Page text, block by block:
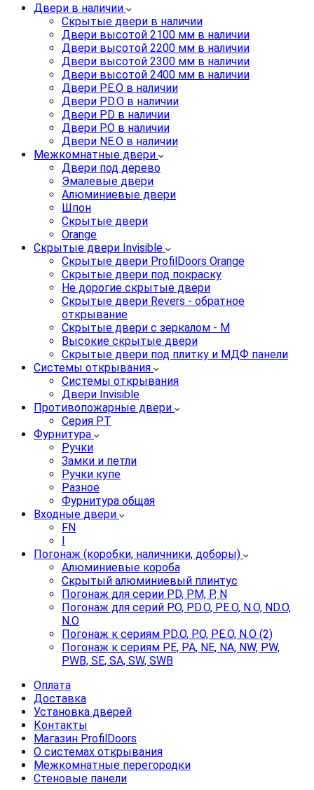
Двери в наличии
Скрытые двери в наличии
Двери высотой 2100 мм в наличии
Двери высотой 2200 мм в наличии
Двери высотой 2300 мм в наличии
Двери высотой 2400 мм в наличии
Двери PE.O в наличии
Двери PD.O в наличии
Двери PD в наличии
Двери P.O в наличии
Двери NE.O в наличии
Межкомнатные двери
Двери под дерево
Эмалевые двери
Алюминиевые двери
Шпон
Скрытые двери
Orange
Скрытые двери Invisible
Скрытые двери ProfilDoors Orange
Скрытые двери под покраску
Не дорогие скрытые двери
Скрытые двери Revers - обратное
открывание
Скрытые двери с зеркалом - M
Высокие скрытые двери
Скрытые двери под плитку и МДФ панели
Системы открывания
Системы открывания
Двери Invisible
Противопожарные двери
Серия PT
Фурнитура
Ручки
Замки и петли
Ручки купе
Разное
Фурнитура общая
Входные двери
FN
I
Погонаж (коробки, наличники, доборы)
Алюминиевые короба
Скрытый алюминиевый плинтус
Погонаж для серии PD, PM, P, N
Погонаж для серий P.O, PD.O, PE.O, N.O, ND.O,
N.O
Погонаж к сериям PD.O, P.O, PE.O, N.O (2)
Погонаж к сериям PE, PA, NE, NA, NW, PW,
PWB, SE, SA, SW, SWB
Оплата
Доставка
Установка дверей
Контакты
Магазин ProfilDoors
О системах открывания
Межкомнатные перегородки
Стеновые панели